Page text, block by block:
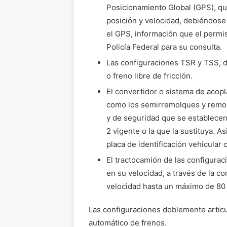
Posicionamiento Global (GPS),
posición y velocidad,
el GPS, información que el
Policía Federal para su consulta.
Las configuraciones TSR y
o freno libre de fricción.
El convertidor o sistema de
como los semirremolques y
y de seguridad que se
2 vigente o la que la sustituya.
placa de identificación vehicular
El tractocamión de las
en su velocidad, a través de la
velocidad hasta un máximo de
Las configuraciones doblemente
automático de frenos.